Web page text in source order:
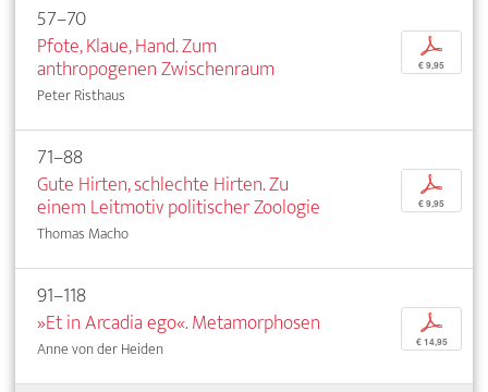
57–70
Pfote, Klaue, Hand. Zum
anthropogenen Zwischenraum
Peter Risthaus
p
€ 9,95
71–88
Gute Hirten, schlechte Hirten. Zu
einem Leitmotiv politischer Zoologie
Thomas Macho
p
€ 9,95
91–118
»Et in Arcadia ego«. Metamorphosen
Anne von der Heiden
p
€ 14,95